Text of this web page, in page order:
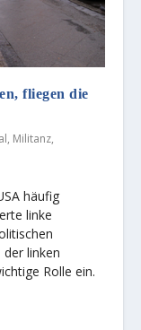
fliegen die
, Militanz,
häufig
linke
linken
Rolle ein.